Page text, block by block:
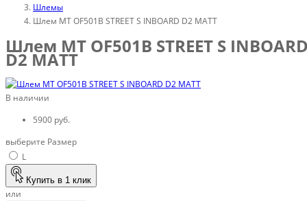
Шлемы
Шлем MT OF501B STREET S INBOARD D2 MATT
Шлем MT OF501B STREET S
D2 MATT
В наличии
5900 руб.
выберите Размер
L
Купить в 1 клик
или